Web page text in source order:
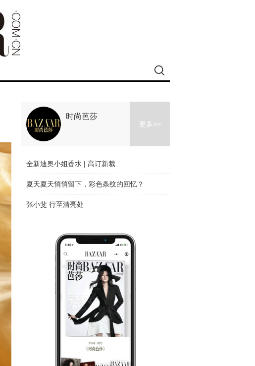
时尚芭莎
更多>>
全新迪奥小姐香水 | 高订新裁
夏天夏天悄悄留下，彩色条纹的回忆？
张小斐 行至清亮处